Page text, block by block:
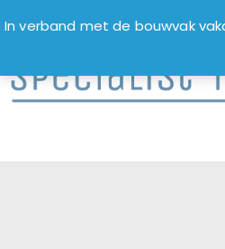
In verband met de bouwvak